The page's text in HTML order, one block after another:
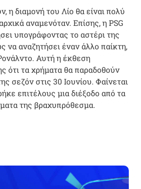
η διαμονή του Λίο θα είναι πολύ
αναμενόταν. Επίσης, η PSG
υπογράφοντας το αστέρι της
να αναζητήσει έναν άλλο παίκτη,
Αυτή η έκθεση
ότι τα χρήματα θα παραδοθούν
σεζόν στις 30 Ιουνίου. Φαίνεται
επιτέλους μια διέξοδο από τα
της βραχυπρόθεσμα.